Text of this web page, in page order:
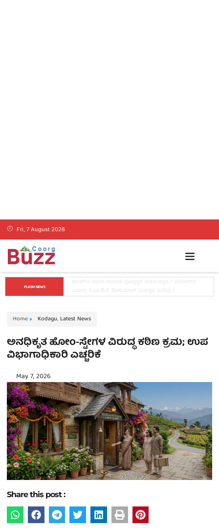
Fri, 7 August 2026
FLASH NEWS
Home Kodagu, Latest News
ಅನಧಿಕೃತ ಹೋಂ-ಸ್ಟೇಗಳ ವಿರುದ್ಧ ಕಠಿಣ ಕ್ರಮ; ಉಪ
ವಿಭಾಗಾಧಿಕಾರಿ ಎಚ್ಚರಿಕೆ
May 7, 2026
Share this post :